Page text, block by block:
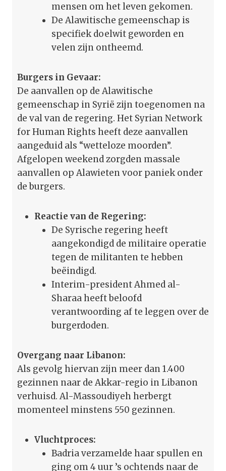
mensen om het leven gekomen.
De Alawitische gemeenschap is
specifiek doelwit geworden en
velen zijn ontheemd.
Burgers in Gevaar:
De aanvallen op de Alawitische
gemeenschap in Syrië zijn toegenomen na
de val van de regering. Het Syrian Network
for Human Rights heeft deze aanvallen
aangeduid als “wetteloze moorden”.
Afgelopen weekend zorgden massale
aanvallen op Alawieten voor paniek onder
de burgers.
Reactie van de Regering:
De Syrische regering heeft
aangekondigd de militaire operatie
tegen de militanten te hebben
beëindigd.
Interim-president Ahmed al-
Sharaa heeft beloofd
verantwoording af te leggen over de
burgerdoden.
Overgang naar Libanon:
Als gevolg hiervan zijn meer dan 1.400
gezinnen naar de Akkar-regio in Libanon
verhuisd. Al-Massoudiyeh herbergt
momenteel minstens 550 gezinnen.
Vluchtproces:
Badria verzamelde haar spullen en
ging om 4 uur ’s ochtends naar de